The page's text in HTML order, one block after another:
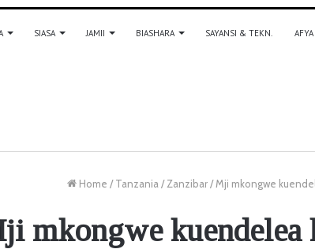
SIASA JAMII BIASHARA SAYANSI & TEKN. AFYA
Home / Tanzania / Zanzibar/ Mji mkongwe
mkongwe